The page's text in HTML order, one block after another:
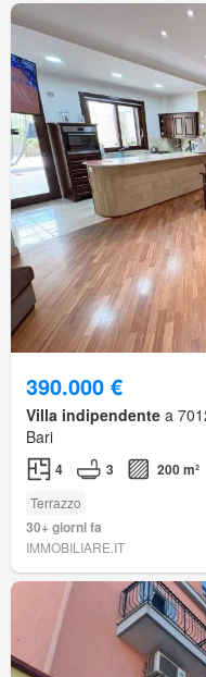
390.000 €
Villa indipendente a
Bari
4 3 200 m²
Terrazzo
30+ giorni fa
IMMOBILIARE.IT